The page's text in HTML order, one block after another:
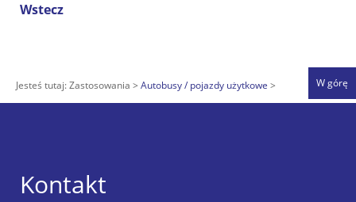
Wstecz
Jesteś tutaj:Zastosowania Autobusy / pojazdy użytkowe W górę
Kontakt